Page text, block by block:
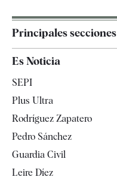
Principales secciones
España
Televisión
Es Noticia
SEPI
Plus Ultra
Rodríguez Zapatero
Pedro Sánchez
Guardia Civil
Leire Díez